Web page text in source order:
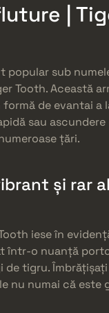
|
popular sub
Tooth. Această
de evantai a
sau ascundere
țări.
și rar
iese în
într-o nuanță
tigru.
nu numai că este